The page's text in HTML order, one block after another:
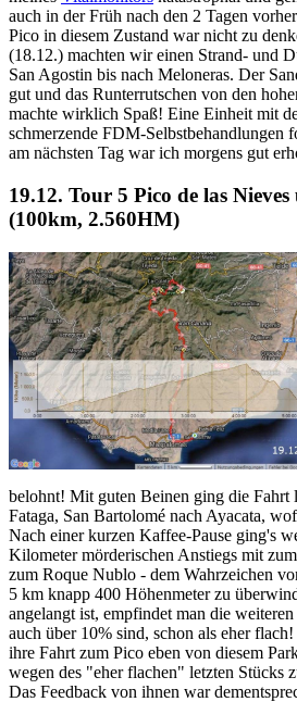
auch in der Früh nach den 2 Tagen
Pico in diesem Zustand war nicht zu
(18.12.) machten wir einen Strand- und
San Agostin bis nach Meloneras. Der
gut und das Runterrutschen von den
machte wirklich Spaß! Eine Einheit mit
schmerzende FDM-Selbstbehandlungen
am nächsten Tag war ich morgens gut
19.12. Tour 5 Pico de las
(100km, 2.560HM)
belohnt! Mit guten Beinen ging die Fahrt
Fataga, San Bartolomé nach Ayacata,
Nach einer kurzen Kaffee-Pause ging's
Kilometer mörderischen Anstiegs mit
zum Roque Nublo - dem Wahrzeichen
5 km knapp 400 Höhenmeter zu
angelangt ist, empfindet man die
auch über 10% sind, schon als eher
ihre Fahrt zum Pico eben von diesem
wegen des "eher flachen" letzten Stücks
Das Feedback von ihnen war